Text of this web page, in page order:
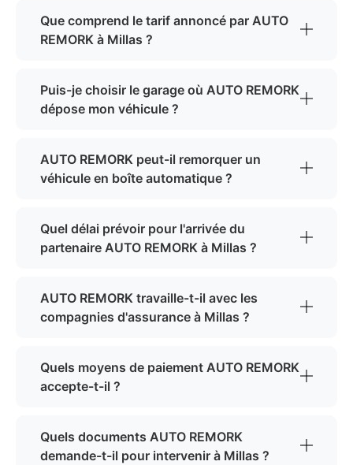
Que comprend le tarif annoncé par AUTO
REMORK à Millas ?
Puis-je choisir le garage où AUTO REMORK
dépose mon véhicule ?
AUTO REMORK peut-il remorquer un
véhicule en boîte automatique ?
Quel délai prévoir pour l'arrivée du
partenaire AUTO REMORK à Millas ?
AUTO REMORK travaille-t-il avec les
compagnies d'assurance à Millas ?
Quels moyens de paiement AUTO REMORK
accepte-t-il ?
Quels documents AUTO REMORK
demande-t-il pour intervenir à Millas ?